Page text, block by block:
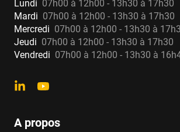
9151 de Jafar a la caractéristique
déviation angulaire de plus ou moins
Cela permet de récupérer des défauts
de raccords développée par Jafar
Lundi 07h00 à 12h00 - 13h30 à 17h30
Mardi 07h00 à 12h00 - 13h30 à 17h30
Mercredi 07h00 à 12h00 - 13h30 à
Jeudi 07h00 à 12h00 - 13h30 à 17h30
Vendredi 07h00 à 12h00 - 13h30 à
A propos